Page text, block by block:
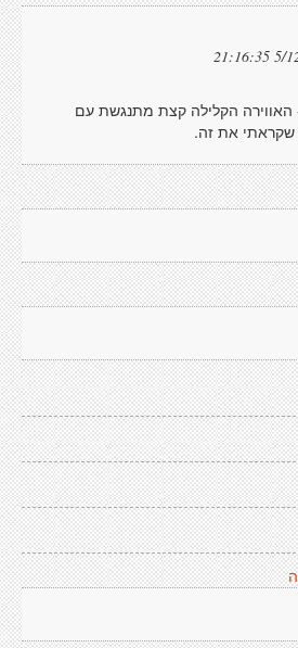
5/12/
הקלילה קצת מתנגשת עם
שקראתי את זה.